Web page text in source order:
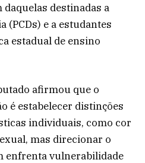
destinadas a
(PCDs) e a estudantes
estadual de ensino
afirmou que o
é estabelecer distinções
individuais, como cor
mas direcionar o
enfrenta vulnerabilidade